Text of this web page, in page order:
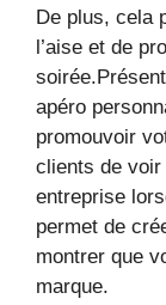
De plus, cela
l’aise et de
apéro
promouvoir
clients de
entreprise
permet de
montrer que
marque.